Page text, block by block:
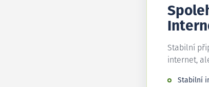
Stabilní
internet,
Stabilní